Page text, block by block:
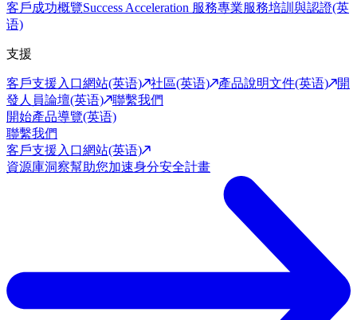
客戶成功概覽Success Acceleration 服務專業服務培訓與認證(英
语)
支援
客戶支援入口網站(英语) 社區(英语) 產品說明文件(英语)
開
發人員論壇(英语)
聯繫我們
開始產品導覽(英语)
聯繫我們
客戶支援入口網站(英语)
資源庫洞察幫助您加速身分安全計畫